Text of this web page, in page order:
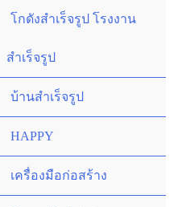
โกดังสำเร็จรูป โรงงาน
สำเร็จรูป
บ้านสำเร็จรูป
HAPPY
เครื่องมือก่อสร้าง